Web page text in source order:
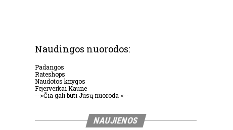
Naudingos nuorodos:
Padangos
Rateshops
Naudotos knygos
Fejerverkai Kaune
-->Čia gali būti Jūsų nuoroda <--
NAUJIENOS